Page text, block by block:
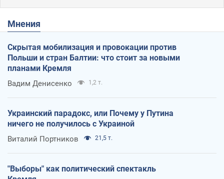
Мнения
Скрытая мобилизация и провокации против
Польши и стран Балтии: что стоит за новыми
планами Кремля
Вадим Денисенко 1,2 т.
Украинский парадокс, или Почему у Путина
ничего не получилось с Украиной
Виталий Портников 21,5 т.
"Выборы" как политический спектакль